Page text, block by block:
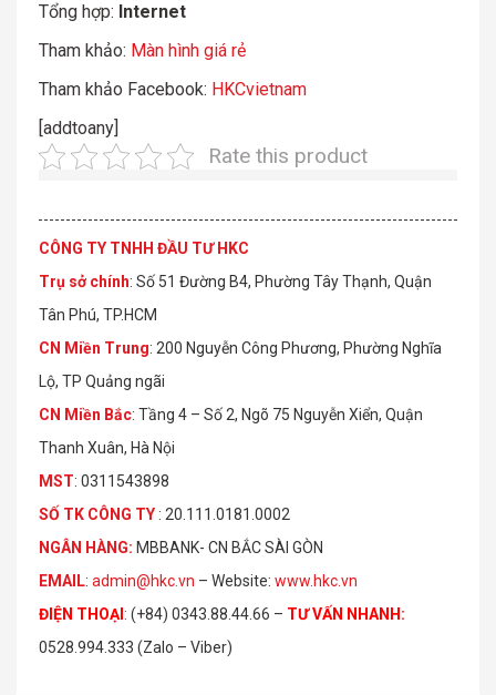
Tổng hợp: Internet
Tham khảo: Màn hình giá rẻ
Tham khảo Facebook: HKCvietnam
[addtoany]
Rate this product
CÔNG TY TNHH ĐẦU TƯ HKC
Trụ sở chính: Số 51 Đường B4, Phường Tây Thạnh, Quận
Tân Phú, TP.HCM
CN Miền Trung: 200 Nguyễn Công Phương, Phường Nghĩa
Lộ, TP Quảng ngãi
CN Miền Bắc: Tầng 4 – Số 2, Ngõ 75 Nguyễn Xiển, Quận
Thanh Xuân, Hà Nội
MST: 0311543898
SỐ TK CÔ NG TY : 20.111.0181.0002
NGÂN HÀNG: MBBANK- CN BẮC SÀI GÒN
EMAIL: admin@hkc.vn – Website: www.hkc.vn
ĐIỆN THOẠI : (+84) 0343.88.44.66 – TƯ VẤN NHANH :
0528.994.333 (Zalo – Viber)